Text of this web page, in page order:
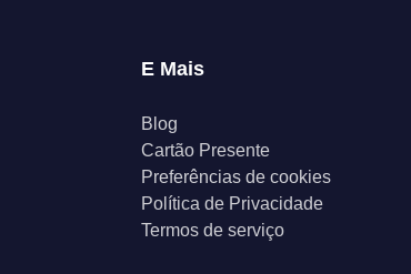
E Mais
Blog
Cartão Presente
Preferências de cookies
Política de Privacidade
Termos de serviço